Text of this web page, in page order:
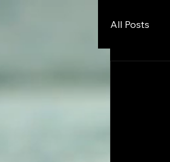
All Posts